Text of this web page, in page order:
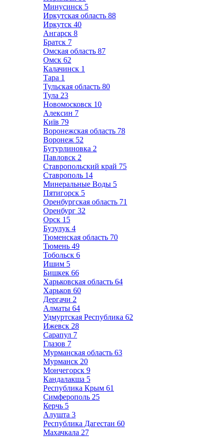
Минусинск 5
Иркутская область 88
Иркутск 40
Ангарск 8
Братск 7
Омская область 87
Омск 62
Калачинск 1
Тара 1
Тульская область 80
Тула 23
Новомосковск 10
Алексин 7
Київ 79
Воронежская область 78
Воронеж 52
Бутурлиновка 2
Павловск 2
Ставропольский край 75
Ставрополь 14
Минеральные Воды 5
Пятигорск 5
Оренбургская область 71
Оренбург 32
Орск 15
Бузулук 4
Тюменская область 70
Тюмень 49
Тобольск 6
Ишим 5
Бишкек 66
Харьковская область 64
Харьков 60
Дергачи 2
Алматы 64
Удмуртская Республика 62
Ижевск 28
Сарапул 7
Глазов 7
Мурманская область 63
Мурманск 20
Мончегорск 9
Кандалакша 5
Республика Крым 61
Симферополь 25
Керчь 5
Алушта 3
Республика Дагестан 60
Махачкала 27